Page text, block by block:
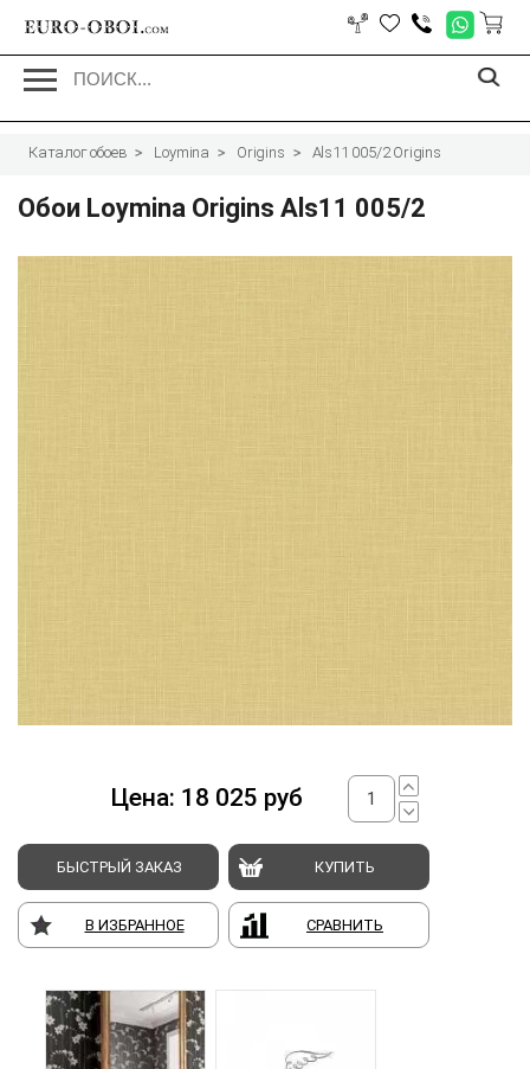
EURO-OBOI.com
Каталог обоев Loymina Origins Als11 005/2 Origins
Обои Loymina Origins Als11 005/2
Цена: 18 025 руб
БЫСТРЫЙ ЗАКАЗ КУПИТЬ
В ИЗБРАННОЕ СРАВНИТЬ